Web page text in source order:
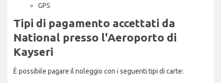
GPS
Tipi di pagamento accettati da
National presso l'Aeroporto di
Kayseri
È possibile pagare il noleggio con i seguenti tipi di carte: